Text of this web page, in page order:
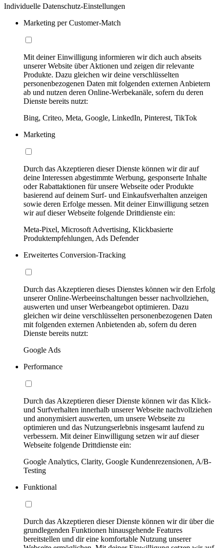
Individuelle Datenschutz-Einstellungen
Marketing per Customer-Match
Mit deiner Einwilligung informieren wir dich auch abseits
unserer Website über Aktionen und zeigen dir relevante
Produkte. Dazu gleichen wir deine verschlüsselten
personenbezogenen Daten mit folgenden externen Anbietern
ab und nutzen deren Online-Werbekanäle, sofern du deren
Dienste bereits nutzt:
Bing, Criteo, Meta, Google, LinkedIn, Pinterest, TikTok
Marketing
Durch das Akzeptieren dieser Dienste können wir dir auf
deine Interessen abgestimmte Werbung, gesponserte Inhalte
oder Rabattaktionen für unsere Webseite oder Produkte
basierend auf deinem Surf- und Einkaufsverhalten anzeigen
sowie deren Erfolge messen. Mit deiner Einwilligung setzen
wir auf dieser Webseite folgende Drittdienste ein:
Meta-Pixel, Microsoft Advertising, Klickbasierte
Produktempfehlungen, Ads Defender
Erweitertes Conversion-Tracking
Durch das Akzeptieren dieses Dienstes können wir den Erfolg
unserer Online-Werbeeinschaltungen besser nachvollziehen,
auswerten und unser Werbeangebot optimieren. Dazu
gleichen wir deine verschlüsselten personenbezogenen Daten
mit folgenden externen Anbietenden ab, sofern du deren
Dienste bereits nutzt:
Google Ads
Performance
Durch das Akzeptieren dieser Dienste können wir das Klick-
und Surfverhalten innerhalb unserer Webseite nachvollziehen
und anonymisiert auswerten, um unsere Webseite zu
optimieren und das Nutzungserlebnis insgesamt laufend zu
verbessern. Mit deiner Einwilligung setzen wir auf dieser
Webseite folgende Drittdienste ein:
Google Analytics, Clarity, Google Kundenrezensionen, A/B-
Testing
Funktional
Durch das Akzeptieren dieser Dienste können wir dir über die
grundlegenden Funktionen hinausgehende Features
bereitstellen und dir eine komfortable Nutzung unserer